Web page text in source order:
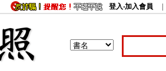
登入‧加入會員